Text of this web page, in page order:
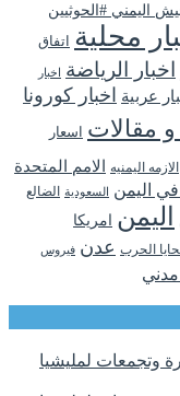
اليمني #الحوثيين
محلية
اتفاق
اخبار الرياضة اخبار
عربية اخبار كورونا
و مقالات اسعار
الازمه اليمنيه الامم المتحدة
اليمن السعودية الضالع
اليمن امريكا
الحرب عدن فيروس